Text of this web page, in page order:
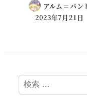
アルム＝バン
2023年7月21日
検
索